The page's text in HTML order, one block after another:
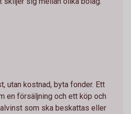
utan kostnad, byta fonder. Ett
en försäljning och ett köp och
som ska beskattas eller